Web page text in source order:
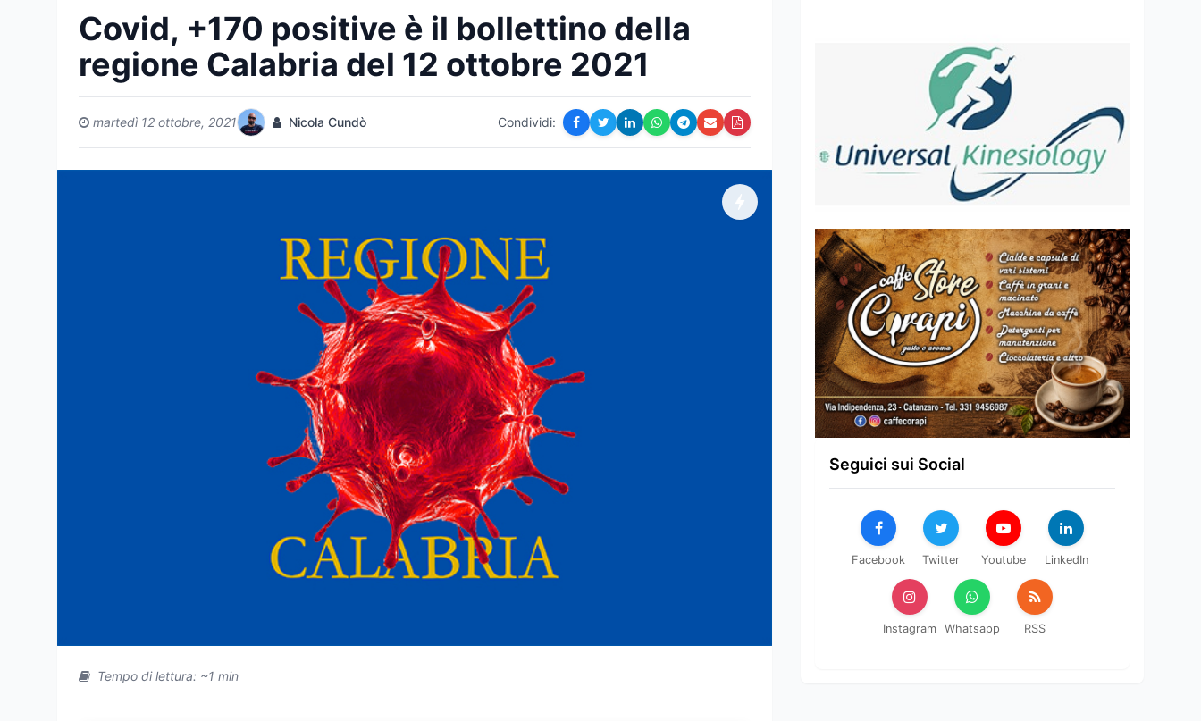
Covid, +170 positive è il bollettino della
regione Calabria del 12 ottobre 2021
martedì 12 ottobre, 2021 Nicola Cundò Condividi:
Tempo di lettura: ~1 min
Seguici sui Social
Facebook Twitter Youtube LinkedIn
Instagram Whatsapp RSS